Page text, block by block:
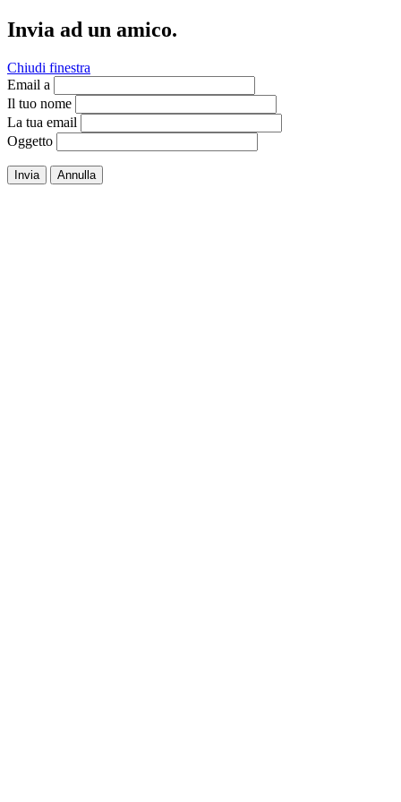
Invia ad un amico.
Chiudi finestra
Email a
Il tuo nome
La tua email
Oggetto
Invia Annulla